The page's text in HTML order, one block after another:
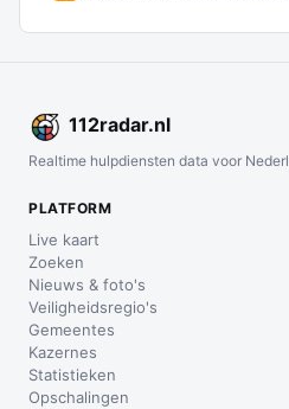
112radar.nl
Realtime hulpdiensten data voor
PLATFORM
Live kaart
Zoeken
Nieuws & foto's
Veiligheidsregio's
Gemeentes
Kazernes
Statistieken
Opschalingen